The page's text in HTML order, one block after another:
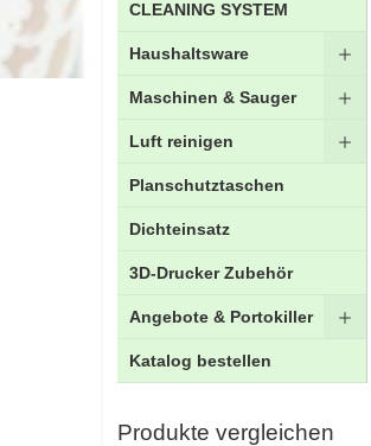
CLEANING SYSTEM
Haushaltsware
Maschinen & Sauger
Luft reinigen
Planschutztaschen
Dichteinsatz
3D-Drucker Zubehör
Angebote & Portokiller
Katalog bestellen
Produkte vergleichen